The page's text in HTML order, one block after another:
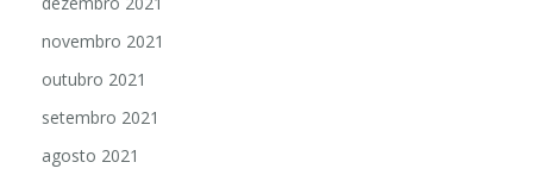
novembro 2021
outubro 2021
setembro 2021
agosto 2021